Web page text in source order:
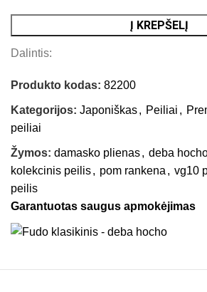
Į KREPŠELĮ
Dalintis:
Produkto kodas:82200
Kategorijos: Japoniškas, Peiliai ,
peiliai
Žymos: damasko plienas, deba
kolekcinis peilis, pom rankena , vg10
peilis
Garantuotas saugus apmokėjimas